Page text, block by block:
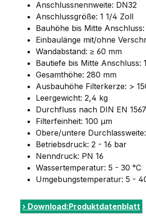
Anschlussnennweite: DN32
Anschlussgröße: 1 1/4 Zoll
Bauhöhe bis Mitte
Einbaulänge mit/ohne
Wandabstand: ≥ 60 mm
Bautiefe bis Mitte Anschluss:
Gesamthöhe: 280 mm
Ausbauhöhe Filterkerze: >
Leergewicht: 2,4 kg
Durchfluss nach DIN EN
Filterfeinheit: 100 µm
Obere/untere
Betriebsdruck: 2 - 16 bar
Nenndruck: PN 16
Wassertemperatur: 5 - 30 °C
Umgebungstemperatur: 5 -
› Download:Produktdatenblatt